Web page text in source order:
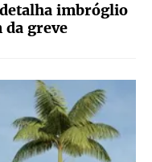
imbróglio
greve